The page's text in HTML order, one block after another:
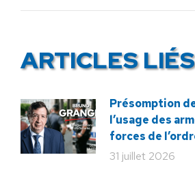
ARTICLES LIÉS
Présomption
l’usage des
forces de
31 juillet 2026